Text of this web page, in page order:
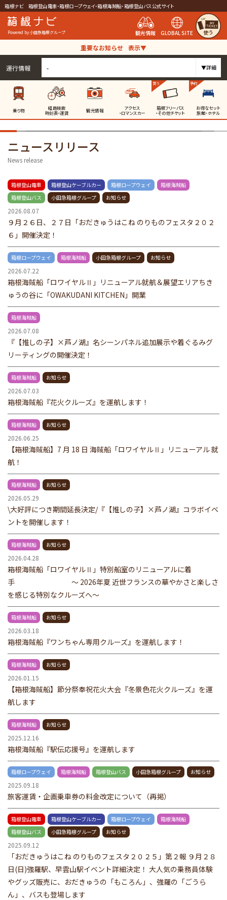
箱根ナビ 箱根登山電車・箱根ロープウェイ・箱根海賊船・箱根登山バス公式サイト
Powered by 小田急箱根グループ 観光情報 GLOBAL SITE 使う
重要なお知らせ 表示▼
運行情報 - ▼詳細
乗り物 経路検索
時刻表・運賃 観光情報 アクセス
・ロマンスカー
買う
箱根フリーパス
・その他チケット
予約
お得なセット
旅館・ホテル
ニュースリリース
News release
箱根登山電車 箱根登山ケーブルカー 箱根ロープウェイ
箱根海賊船
箱根登山バス
小田急箱根グループ お知らせ
2026.08.07
９月２６日、２７日「おだきゅうはこね のりものフェスタ２０２
６」開催決定！
箱根ロープウェイ 箱根海賊船 小田急箱根グループ お知らせ
2026.07.22
箱根海賊船「ロワイヤルⅡ」リニューアル就航＆展望エリアちき
ゅうの谷に「OWAKUDANI KITCHEN」開業
箱根海賊船
2026.07.08
『【推しの子】×芦ノ湖』名シーンパネル追加展示や着ぐるみグ
リーティングの開催決定！
箱根海賊船 お知らせ
2026.07.03
箱根海賊船『花火クルーズ』を運航します！
箱根海賊船 お知らせ
2026.06.25
【箱根海賊船】7 月 18 日 海賊船「ロワイヤルⅡ」リニューアル 就
航！
箱根海賊船 お知らせ
2026.05.29
\大好評につき期間延長決定/『【推しの子】×芦ノ湖』コラボイベ
ントを開催します！
箱根海賊船 お知らせ
2026.04.28
箱根海賊船「ロワイヤルⅡ」特別船室のリニューアルに着
手 ～ 2026年夏 近世フランスの華やかさと楽しさ
を感じる特別なクルーズへ～
箱根海賊船 お知らせ
2026.03.18
箱根海賊船『ワンちゃん専用クルーズ』を運航します！
箱根海賊船 お知らせ
2026.01.15
【箱根海賊船】節分祭奉祝花火大会『冬景色花火クルーズ』を運
航します
箱根海賊船 お知らせ
2025.12.16
箱根海賊船『駅伝応援号』を運航します
箱根ロープウェイ 箱根海賊船 箱根登山バス 小田急箱根グループ お知らせ
2025.09.18
旅客運賃・企画乗車券の料金改定について（再掲）
箱根登山電車 箱根登山ケーブルカー 箱根ロープウェイ
箱根海賊船
箱根登山バス
小田急箱根グループ お知らせ
2025.09.12
「おだきゅうはこね のりものフェスタ２０２５」第２報 ９月２８
日(日)強羅駅、早雲山駅イベント詳細決定！ 大人気の乗務員体験
やグッズ販売に、おだきゅうの「もころん」、強羅の「ごうら
ん」、バスも登場します